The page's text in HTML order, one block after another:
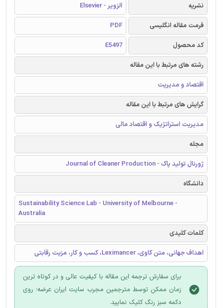
نشریه
الزویر - Elsevier
فرمت مقاله انگلیسی
PDF
کد محصول
E5497
رشته های مرتبط با این مقاله
اقتصاد و مدیریت
گرایش های مرتبط با این مقاله
مدیریت استراتژیک و اقتصاد مالی
مجله
ژورنال تولید پاک - Journal of Cleaner Production
دانشگاه
Sustainability Science Lab - University of Melbourne -
Australia
کلمات کلیدی
اهداف جهانی، متن کاوی، Leximancer، کسب و کار، مزیت رقابتی
برای سفارش ترجمه این مقاله با کیفیت عالی و در کوتاه ترین
زمان ممکن توسط مترجمین مجرب سایت ایران عرضه؛ روی
دکمه سبز رنگ کلیک نمایید.